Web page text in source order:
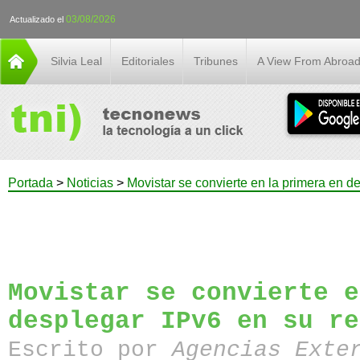
Actualizado el 03/08/2026
Silvia Leal Editoriales Tribunes A View From Abroad
Portada > Noticias > Movistar se convierte en la primera en
Movistar se convierte
desplegar IPv6 en su
Escrito porAgencias